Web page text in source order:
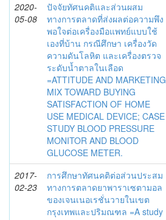
2020-
05-08
ปัจจัยทัศนคติและส่วนผสม
ทางการตลาดที่ส่งผลต่อความพึง
พอใจต่อเครื่องมือแพทย์แบบใช้
เองที่บ้าน กรณีศึกษา เครื่องวัด
ความดันโลหิต และเครื่องตรวจ
ระดับน้ำตาลในเลือด
=ATTITUDE AND MARKETING
MIX TOWARD BUYING
SATISFACTION OF HOME
USE MEDICAL DEVICE; CASE
STUDY BLOOD PRESSURE
MONITOR AND BLOOD
GLUCOSE METER.
2017-
02-23
การศึกษาทัศนคติต่อส่วนประสม
ทางการตลาดยาพาราเซตามอล
ของเจนเนอเรชั่นวายในเขต
กรุงเทพและปริมณฑล =A study